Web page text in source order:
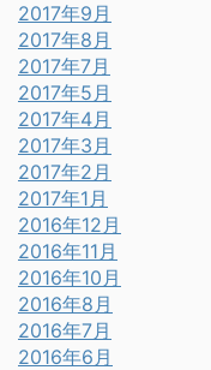
2017年9月
2017年8月
2017年7月
2017年5月
2017年4月
2017年3月
2017年2月
2017年1月
2016年12月
2016年11月
2016年10月
2016年8月
2016年7月
2016年6月